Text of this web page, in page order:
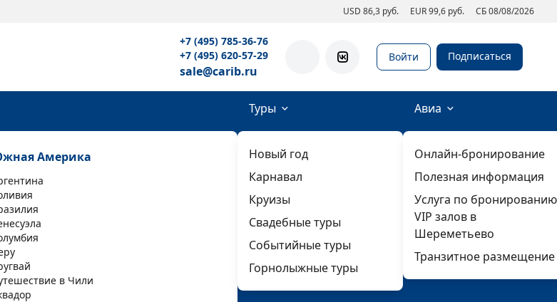
USD 86,3 руб. EUR 99,6 руб. СБ 08/08/2026
+7 (495) 785-36-76
+7 (495) 620-57-29
sale@carib.ru
Войти Подписаться
Америка
в Чили
Туры
Новый год
Карнавал
Круизы
Свадебные туры
Событийные туры
Горнолыжные туры
Авиа
Онлайн-бронирование
Полезная информация
Услуга по бронированию
VIP залов в
Шереметьево
Транзитное размещение